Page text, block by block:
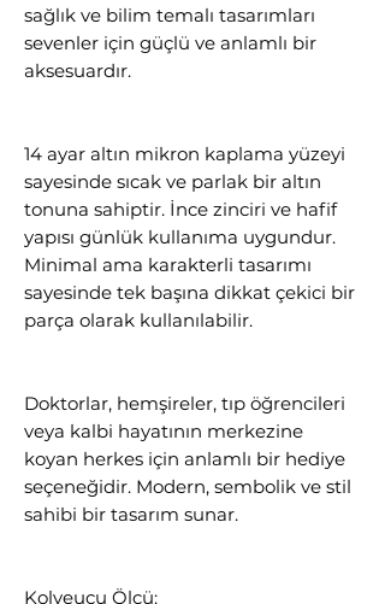
sağlık ve bilim temalı tasarımları
sevenler için güçlü ve anlamlı bir
aksesuardır.
14 ayar altın mikron kaplama yüzeyi
sayesinde sıcak ve parlak bir altın
tonuna sahiptir. İnce zinciri ve hafif
yapısı günlük kullanıma uygundur.
Minimal ama karakterli tasarımı
sayesinde tek başına dikkat çekici bir
parça olarak kullanılabilir.
Doktorlar, hemşireler, tıp öğrencileri
veya kalbi hayatının merkezine
koyan herkes için anlamlı bir hediye
seçeneğidir. Modern, sembolik ve stil
sahibi bir tasarım sunar.
Kolyeucu Ölçü: